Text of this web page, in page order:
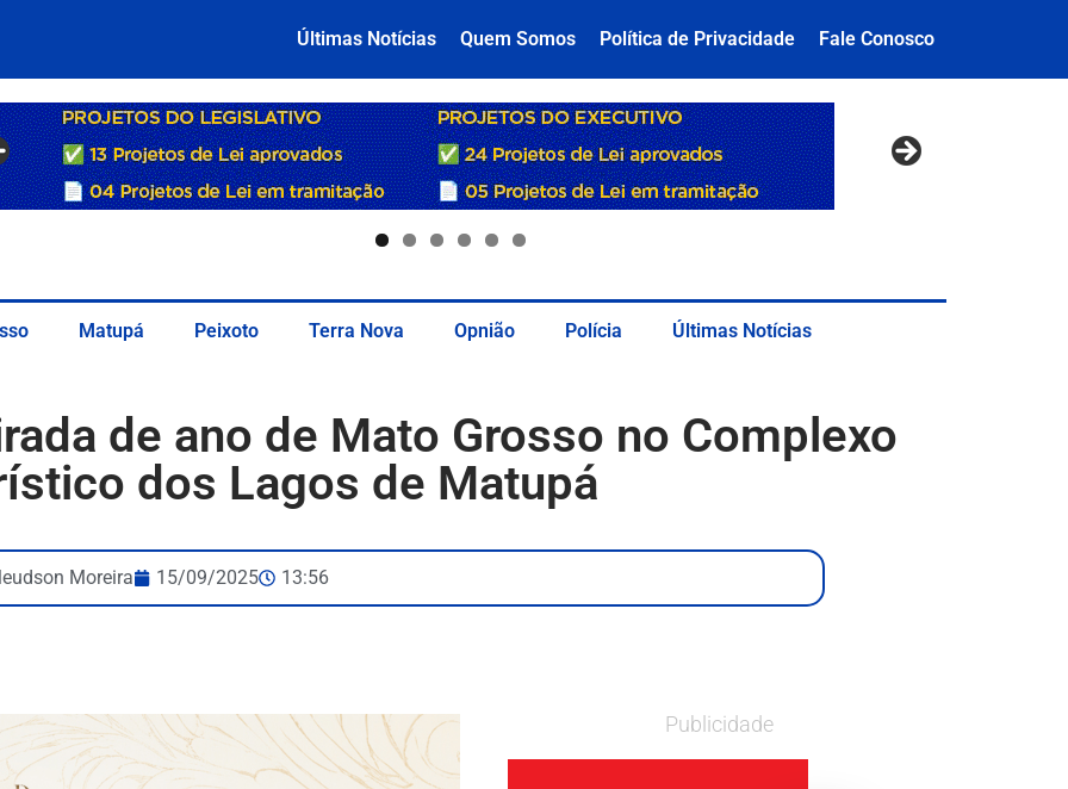
Últimas Notícias Quem Somos Política de Privacidade Fale Conosco
Matupá Peixoto Terra Nova Opnião Polícia Últimas Notícias
de ano de Mato Grosso no Complexo
dos Lagos de Matupá
Moreira 15/09/2025 13:56
Publicidade